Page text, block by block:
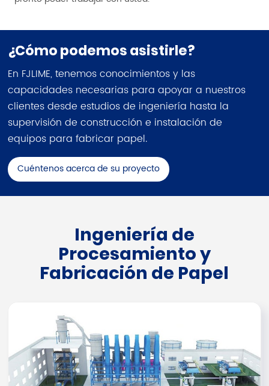
¿Cómo podemos asistirle?
En FJLIME, tenemos conocimientos y las
capacidades necesarias para apoyar a nuestros
clientes desde estudios de ingeniería hasta la
supervisión de construcción e instalación de
equipos para fabricar papel.
Cuéntenos acerca de su proyecto
Ingeniería de
Procesamiento y
Fabricación de Papel